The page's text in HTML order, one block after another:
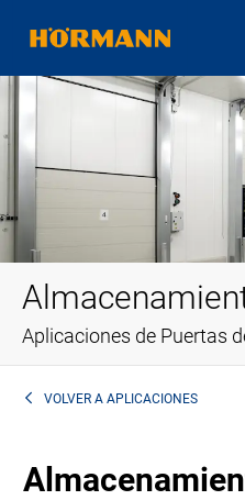
Aplicaciones de Puertas
VOLVER AAPLICACIONES